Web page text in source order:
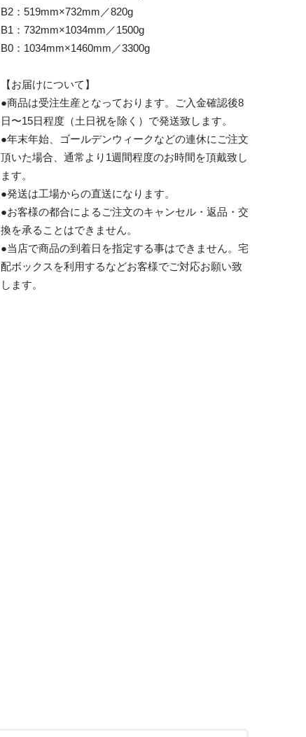
B2：519mm×732mm／820g
B1：732mm×1034mm／1500g
B0：1034mm×1460mm／3300g
【お届けについて】
●商品は受注生産となっております。ご入金確認後8
日〜15日程度（土日祝を除く）で発送致します。
●年末年始、ゴールデンウィークなどの連休にご注文
頂いた場合、通常より1週間程度のお時間を頂戴致し
ます。
●発送は工場からの直送になります。
●お客様の都合によるご注文のキャンセル・返品・交
換を承ることはできません。
●当店で商品の到着日を指定する事はできません。宅
配ボックスを利用するなどお客様でご対応お願い致
します。